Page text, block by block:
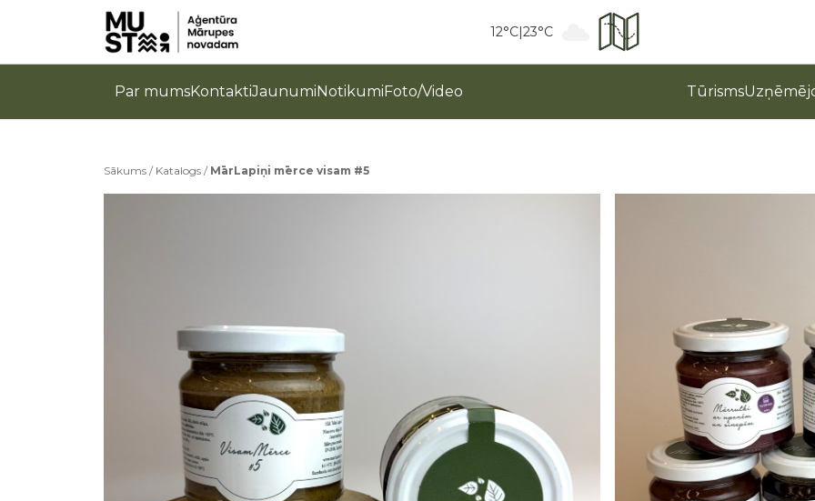
12°C|23°C
Par mumsKontaktiJaunumiNotikumiFoto/Video Tūrisms
Sākums / Katalogs / MārLapiņi mērce visam #5
Preces kods: T0212
Cena: 5,00 EUR